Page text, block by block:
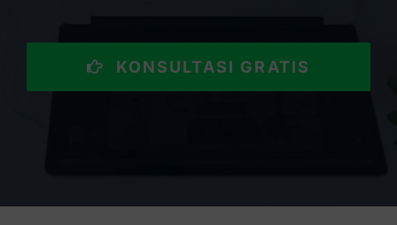
KONSULTASI GRATIS